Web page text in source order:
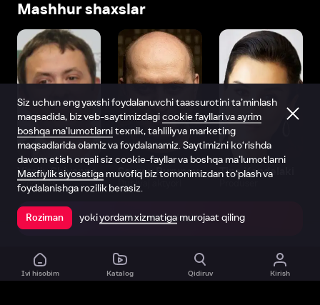
Mashhur shaxslar
Vitaliy Shlyappo
Produser
Sergey Burunov
Dublyaj aktyori
Tina Kandelaki
Ilovada ochish
Ivi hisobim Katalog Qidiruv Kirish
Siz uchun eng yaxshi foydalanuvchi taassurotini ta’minlash
maqsadida, biz veb-saytimizdagicookie fayllari va ayrim
boshqa ma’lumotlarnitexnik, tahliliy va marketing
maqsadlarida olamiz va foydalanamiz. Saytimizni ko‘rishda
davom etish orqali siz cookie-fayllar va boshqa ma’lumotlarni
Maxfiylik siyosatiga muvofiq biz tomonimizdan to‘plash va
foydalanishga rozilik berasiz.
Roziman yokiyordam xizmatiga murojaat qiling